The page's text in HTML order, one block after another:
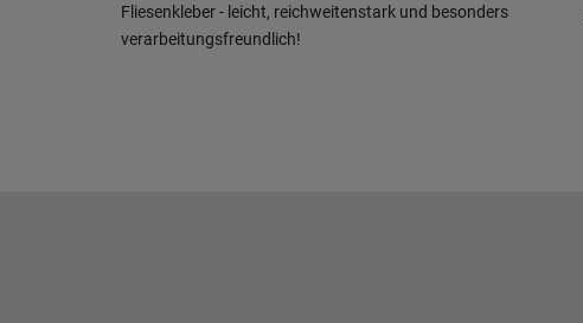
Fliesenkleber - leicht, reichweitenstark und besonders
verarbeitungsfreundlich!